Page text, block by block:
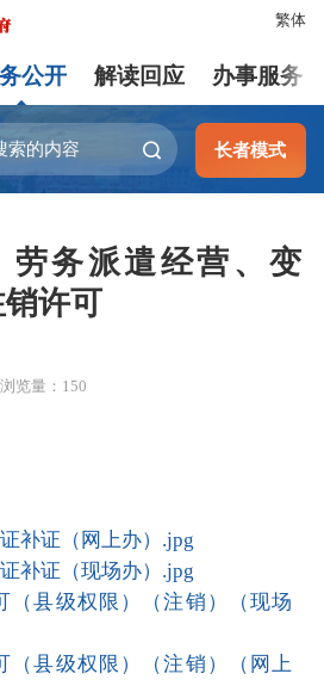
繁体
公开 解读回应 办事服务
长者模式
劳务派遣经营、变
许可
浏览量： 150
补证（网上办）.jpg
补证（现场办）.jpg
（县级权限）（注销）（现场
（县级权限）（注销）（网上